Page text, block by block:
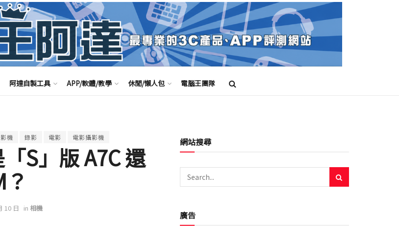
阿達自製工具 APP/軟體/教學 休閒/懶人包 電腦王團隊
機 錄影 電影 電影攝影機
S」版 A7C 還
10 日 in 相機
網站搜尋
廣告